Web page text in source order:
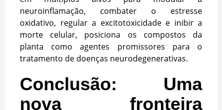
neuroinflamação, combater o estresse
oxidativo, regular a excitotoxicidade e inibir a
morte celular, posiciona os compostos da
planta como agentes promissores para o
tratamento de doenças neurodegenerativas.
Conclusão: Uma
nova fronteira